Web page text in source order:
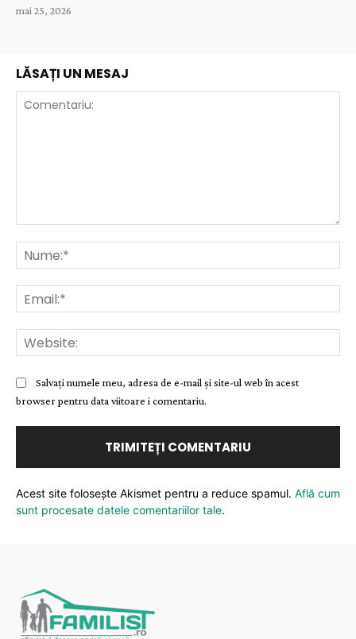
mai 25, 2026
LĂSAȚI UN MESAJ
Salvați numele meu, adresa de e-mail și site-ul web în acest
browser pentru data viitoare i comentariu.
Acest site folosește Akismet pentru a reduce spamul. Află cum
sunt procesate datele comentariilor tale.